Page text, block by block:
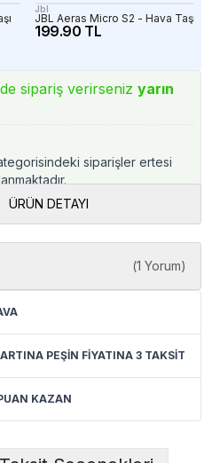
Jbl
JBL Aeras Micro S2 - Hava Taşı
199.90 TL
sipariş verirseniz yarın
siparişler ertesi
ÜRÜN DETAYI
(1 Yorum)
PEŞİN FİYATINA 3 TAKSİT
KAZAN